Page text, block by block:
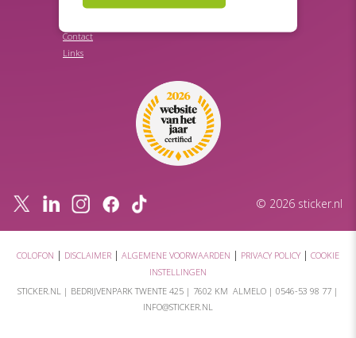
Contact
Links
© 2026 sticker.nl
COLOFON | DISCLAIMER | ALGEMENE VOORWAARDEN | PRIVACY POLICY| COOKIE
INSTELLINGEN
STICKER.NL | BEDRIJVENPARK TWENTE 425 | 7602 KM ALMELO | 0546-53 98 77 |
INFO@STICKER.NL